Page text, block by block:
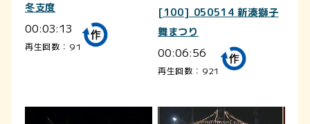
冬支度
00:03:13
再生回数：91
[100] 050514 新湊獅子
舞まつり
00:06:56
再生回数：921